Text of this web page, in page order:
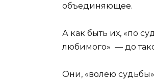
объединяющее.
А как быть их, «по
любимого» — до
Они, «волею